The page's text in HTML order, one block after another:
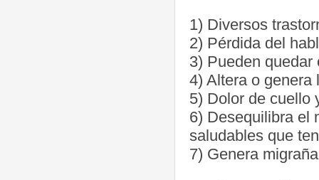
1) Diversos
2) Pérdida del
3) Pueden quedar
4) Altera o genera
5) Dolor de cuello
6) Desequilibra el
saludables que
7) Genera migraña